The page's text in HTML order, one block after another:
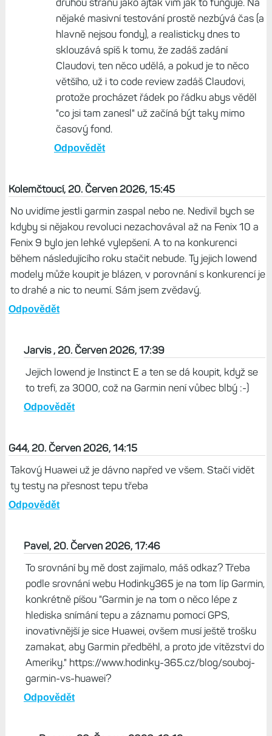
druhou stranu jako ajťák vím jak to funguje. Na
nějaké masivní testování prostě nezbývá čas (a
hlavně nejsou fondy), a realisticky dnes to
sklouzává spíš k tomu, že zadáš zadání
Claudovi, ten něco udělá, a pokud je to něco
většího, už i to code review zadáš Claudovi,
protože procházet řádek po řádku abys věděl
"co jsi tam zanesl" už začíná být taky mimo
časový fond.
Odpovědět
Kolemčtoucí, 20. Červen 2026, 15:45
No uvidíme jestli garmin zaspal nebo ne. Nedivil bych se
kdyby si nějakou revoluci nezachovával až na Fenix 10 a
Fenix 9 bylo jen lehké vylepšení. A to na konkurenci
během následujícího roku stačit nebude. Ty jejich lowend
modely může koupit je blázen, v porovnání s konkurencí je
to drahé a nic to neumí. Sám jsem zvědavý.
Odpovědět
Jarvis , 20. Červen 2026, 17:39
Jejich lowend je Instinct E a ten se dá koupit, když se
to trefí, za 3000, což na Garmin není vůbec blbý :-)
Odpovědět
G44, 20. Červen 2026, 14:15
Takový Huawei už je dávno napřed ve všem. Stačí vidět
ty testy na přesnost tepu třeba
Odpovědět
Pavel, 20. Červen 2026, 17:46
To srovnání by mě dost zajímalo, máš odkaz? Třeba
podle srovnání webu Hodinky365 je na tom líp Garmin,
konkrétně píšou "Garmin je na tom o něco lépe z
hlediska snímání tepu a záznamu pomocí GPS,
inovativnější je sice Huawei, ovšem musí ještě trošku
zamakat, aby Garmin předběhl, a proto jde vítězství do
Ameriky." https://www.hodinky-365.cz/blog/souboj-
garmin-vs-huawei?
Odpovědět